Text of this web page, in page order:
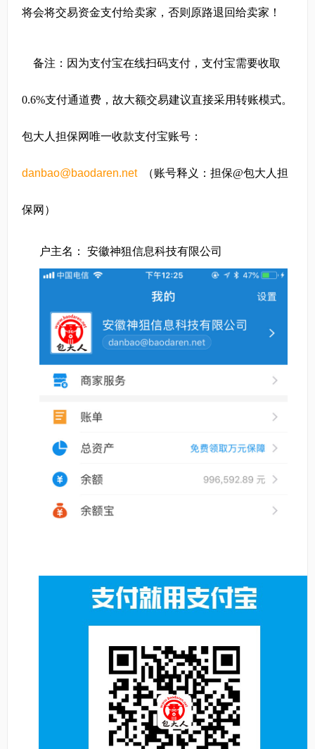
将会将交易资金支付给卖家，否则原路退回给卖家！
备注：因为支付宝在线扫码支付，支付宝需要收取
0.6%支付通道费，故大额交易建议直接采用转账模式。
包大人担保网唯一收款支付宝账号：
danbao@baodaren.net （账号释义：担保@包大人担
保网）
户主名： 安徽神狙信息科技有限公司